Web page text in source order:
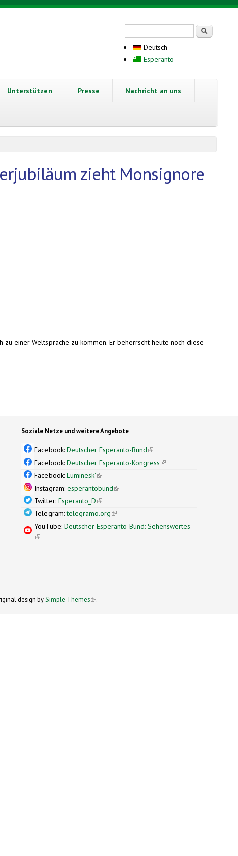
Deutsch
Esperanto
Unterstützen Presse Nachricht an uns
zieht Monsignore
einer Weltsprache zu kommen. Er beherrscht heute noch diese
Soziale Netze und weitere Angebote
Facebook:Deutscher Esperanto-Bund(link is external)
Facebook:Deutscher Esperanto-Kongress(link is external)
Facebook:Luminesk'(link is external)
Instagram:esperantobund(link is external)
Twitter:Esperanto_D(link is external)
Telegram:telegramo.org(link is external)
YouTube:Deutscher Esperanto-Bund: Sehenswertes
(link is external)
external)design by Simple Themes(link is external)
.